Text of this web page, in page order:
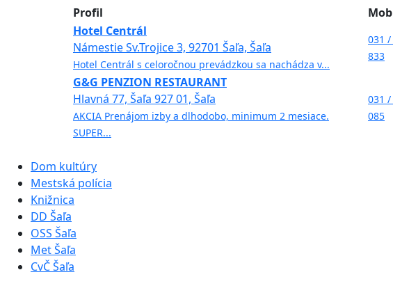
Profil
Hotel Centrál
Námestie Sv.Trojice 3, 92701 Šaľa, Šaľa
Hotel Centrál s celoročnou prevádzkou sa nachádza v...
031 /
833
G&G PENZION RESTAURANT
Hlavná 77, Šaľa 927 01, Šaľa
AKCIA Prenájom izby a dlhodobo, minimum 2 mesiace.
SUPER...
031 /
085
Dom kultúry
Mestská polícia
Knižnica
DD Šaľa
OSS Šaľa
Met Šaľa
CvČ Šaľa